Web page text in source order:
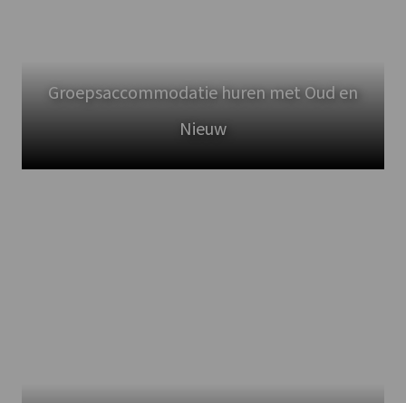
Groepsaccommodatie huren met Oud en
Nieuw